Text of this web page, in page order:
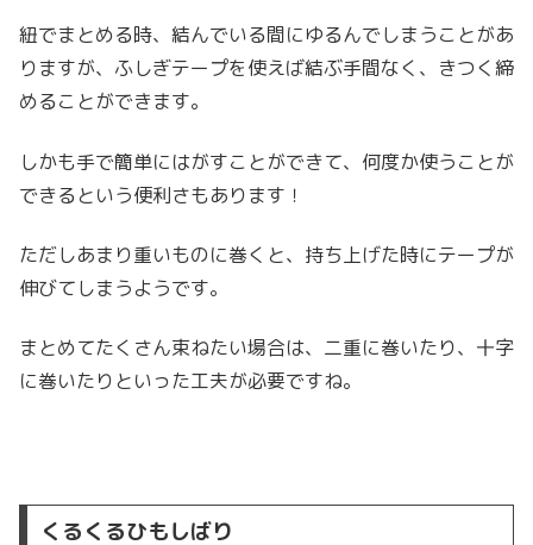
紐でまとめる時、結んでいる間にゆるんでしまうことがあ
りますが、ふしぎテープを使えば結ぶ手間なく、きつく締
めることができます。
しかも手で簡単にはがすことができて、何度か使うことが
できるという便利さもあります！
ただしあまり重いものに巻くと、持ち上げた時にテープが
伸びてしまうようです。
まとめてたくさん束ねたい場合は、二重に巻いたり、十字
に巻いたりといった工夫が必要ですね。
くるくるひもしばり